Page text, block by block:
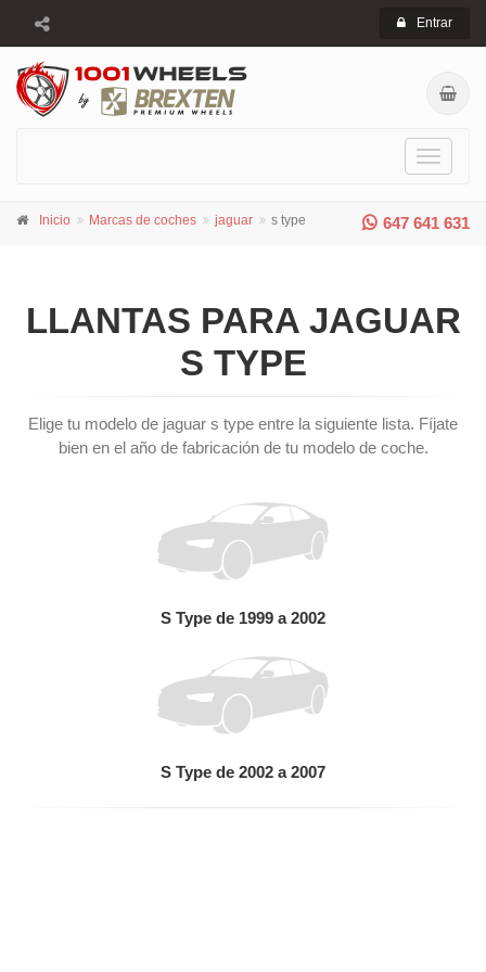
Entrar
Toggle
647 641 631
Inicio Marcas de coches jaguar s type
LLANTAS PARA JAGUAR
S TYPE
Elige tu modelo de jaguar s type entre la siguiente lista. Fíjate
bien en el año de fabricación de tu modelo de coche.
S Type de 1999 a 2002
S Type de 2002 a 2007